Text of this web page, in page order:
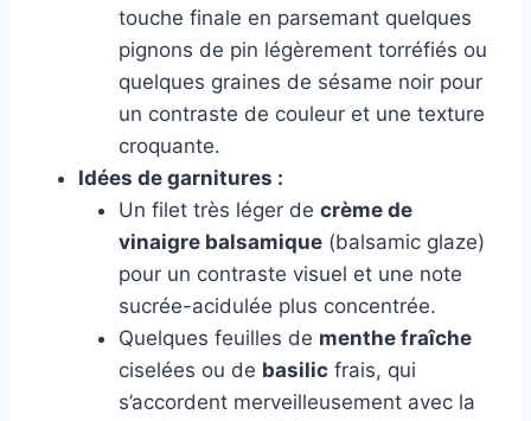
touche finale en parsemant quelques
pignons de pin légèrement torréfiés ou
quelques graines de sésame noir pour
un contraste de couleur et une texture
croquante.
Idées de garnitures :
Un filet très léger de crème de
vinaigre balsamique (balsamic glaze)
pour un contraste visuel et une note
sucrée-acidulée plus concentrée.
Quelques feuilles de menthe fraîche
ciselées ou de basilic frais, qui
s’accordent merveilleusement avec la